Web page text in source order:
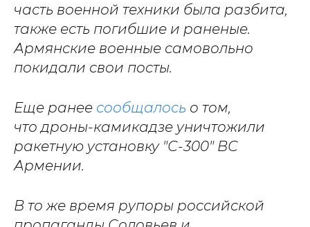
часть военной техники была разбита,
также есть погибшие и раненые.
Армянские военные самовольно
покидали свои посты.
Еще ранее сообщалось о том,
что дроны-камикадзе уничтожили
ракетную установку "С-300" ВС
Армении.
В то же время рупоры российской